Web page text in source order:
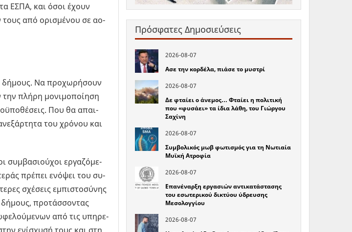
ΕΣΠΑ, και όσοι έχουν
από ορι­σµέ­νου σε αο­
δή­µους. Να προ­χω­ρή­σουν
την πλήρη µο­νι­µο­ποί­η­ση
Που θα απαι­
του χρό­νου και
συ­µβα­σιού­χοι ερ­γα­ζό­µε­
πρέ­πει ενό­ψει του συ­
σχέ­σεις εµπι­στο­σύ­νης
δή­µους, προ­τάσ­σο­ντας
από τις υπη­ρε­
Πρόσφατες Δημοσιεύσεις
2026-08-07
Ασε την κορδέλα, πιάσε το μυστρί
2026-08-07
Δε φταίει ο άνεμος… Φταίει η πολιτική
που «φυσάει» τα ίδια λάθη, του Γιώργου
Σαχίνη
2026-08-07
Συμβολικός μωβ φωτισμός για τη Νωτιαία
Μυϊκή Ατροφία
2026-08-07
Επανέναρξη εργασιών αντικατάστασης
του εσωτερικού δικτύου ύδρευσης
Μεσολογγίου
2026-08-07